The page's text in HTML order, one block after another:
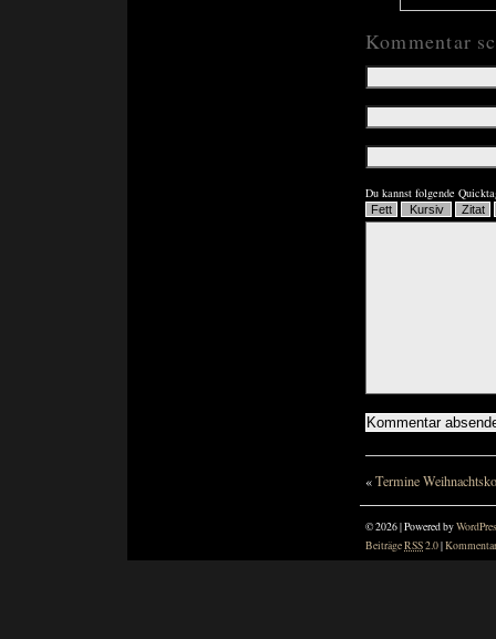
Kommentar
Du kannst folgende
«Termine
© 2026 | Powered by
BeiträgeRSS2.0|